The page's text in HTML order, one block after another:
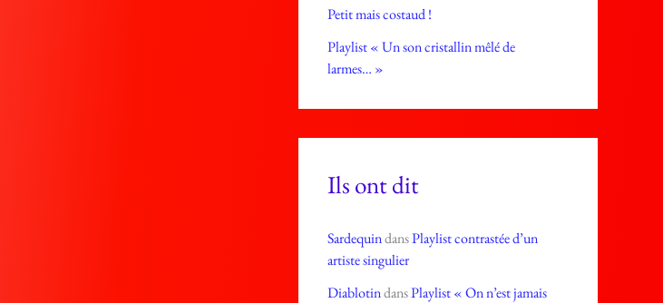
Petit mais costaud !
Playlist « Un son cristallin mêlé de
larmes… »
Ils ont dit
SardequindansPlaylist contrastée d’un
artiste singulier
DiablotindansPlaylist « On n’est jamais